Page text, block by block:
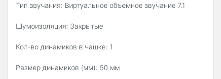
Тип звучания: Виртуальное объемное звучание 7.1
Шумоизоляция: Закрытые
Кол-во динамиков в чашке: 1
Размер динамиков (мм): 50 мм